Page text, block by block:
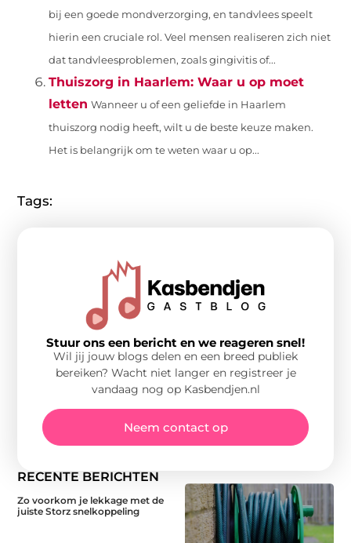
bij een goede mondverzorging, en tandvlees speelt
hierin een cruciale rol. Veel mensen realiseren zich niet
dat tandvleesproblemen, zoals gingivitis of...
Thuiszorg in Haarlem: Waar u op moet
letten Wanneer u of een geliefde in Haarlem
thuiszorg nodig heeft, wilt u de beste keuze maken.
Het is belangrijk om te weten waar u op...
Tags:
RECENTE BERICHTEN
Zo voorkom je lekkage met de
juiste Storz snelkoppeling
Stuur ons een bericht en we reageren snel!
Wil jij jouw blogs delen en een breed publiek
bereiken? Wacht niet langer en registreer je
vandaag nog op Kasbendjen.nl
Neem contact op